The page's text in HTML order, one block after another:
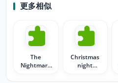
更多相似
The
Nightmare
Christmas
night